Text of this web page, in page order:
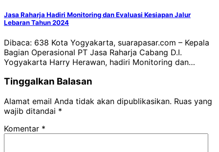
Jasa Raharja Hadiri Monitoring dan Evaluasi Kesiapan Jalur
Lebaran Tahun 2024
Dibaca: 638 Kota Yogyakarta, suarapasar.com – Kepala
Bagian Operasional PT Jasa Raharja Cabang D.I.
Yogyakarta Harry Herawan, hadiri Monitoring dan…
Tinggalkan Balasan
Alamat email Anda tidak akan dipublikasikan. Ruas yang
wajib ditandai *
Komentar *